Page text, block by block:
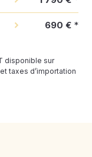
690 € *
disponible sur
taxes d’importation